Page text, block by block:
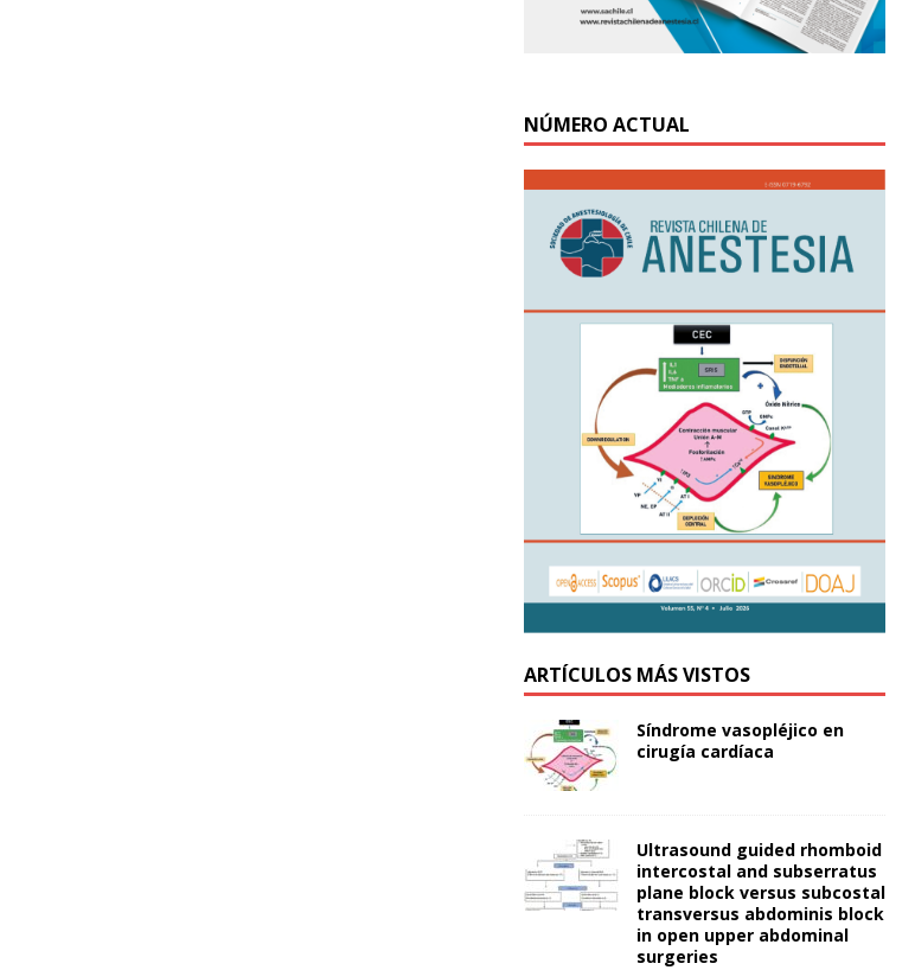
NÚMERO ACTUAL
ARTÍCULOS MÁS VISTOS
Síndrome vasopléjico en
cirugía cardíaca
Ultrasound guided rhomboid
intercostal and subserratus
plane block versus subcostal
transversus abdominis block
in open upper abdominal
surgeries